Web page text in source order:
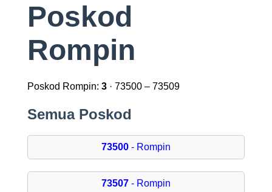
Poskod
Rompin
Poskod Rompin: 3· 73500 – 73509
Semua Poskod
73500- Rompin
73507- Rompin